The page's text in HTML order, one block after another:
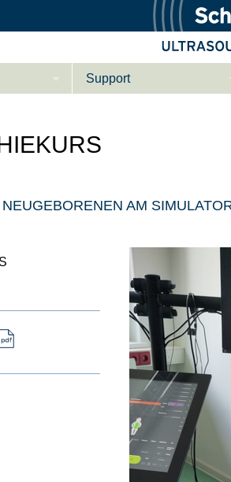
Not­fall­so­no­gra­
phie
ETS,
Support
Kontakt
Tutorial App
AM